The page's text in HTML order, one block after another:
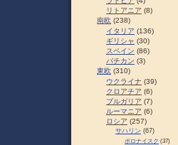
リトアニア (8)
南欧 (238)
イタリア (136)
ギリシャ (30)
スペイン (86)
バチカン (3)
東欧 (310)
ウクライナ (39)
クロアチア (6)
ブルガリア (7)
ルーマニア (6)
ロシア (257)
サハリン (67)
ポロナイスク (37)